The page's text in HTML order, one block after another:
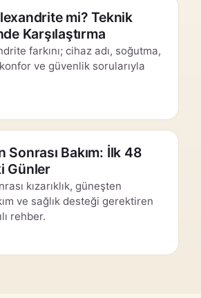
mi? Teknik
Karşılaştırma
farkını; cihaz adı, soğutma,
konfor ve güvenlik sorularıyla
Sonrası Bakım: İlk 48
Günler
kızarıklık, güneşten
ve sağlık desteği gerektiren
rehber.